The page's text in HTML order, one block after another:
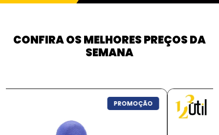
CONFIRA OS MELHORES PREÇOS DA
SEMANA
PROMOÇÃO